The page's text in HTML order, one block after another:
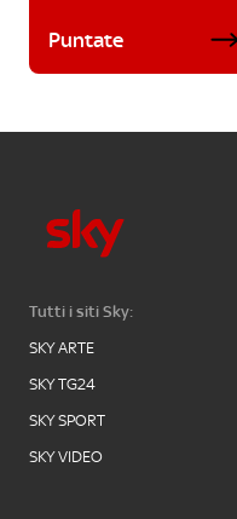
Puntate
Tutti i siti Sky:
SKY ARTE
SKY TG24
SKY SPORT
SKY VIDEO